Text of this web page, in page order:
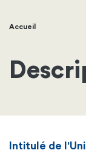
Fil
Accueil
Intitulé de